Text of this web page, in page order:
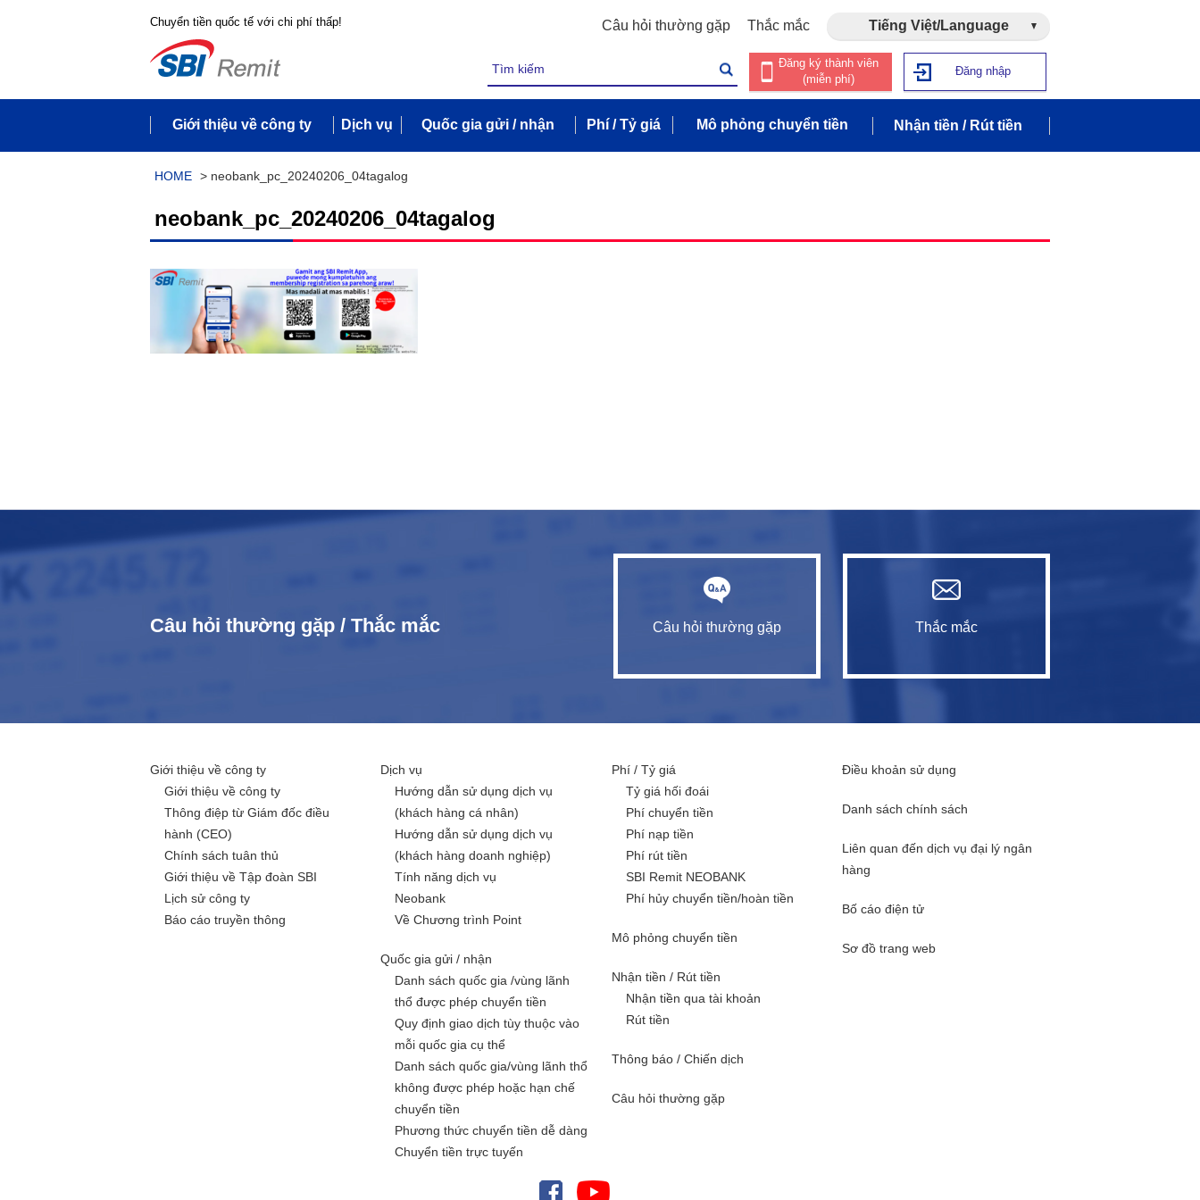
Chuyển tiền quốc tế với chi phí thấp! Câu hỏi thường gặp Thắc mắc Tiếng Việt/Language
Đăng ký thành viên
(miễn phí)
Đăng nhập
Giới thiệu về công ty Dịch vụ Quốc gia gửi / nhận Phí / Tỷ giá Mô phỏng chuyển tiền Nhận tiền / Rút tiền
HOME > neobank_pc_20240206_04tagalog
neobank_pc_20240206_04tagalog
Câu hỏi thường gặp / Thắc mắc Câu hỏi thường gặp Thắc mắc
Giới thiệu về công ty
Giới thiệu về công ty
Thông điệp từ Giám đốc điều
hành (CEO)
Chính sách tuân thủ
Giới thiệu về Tập đoàn SBI
Lịch sử công ty
Báo cáo truyền thông
Dịch vụ
Hướng dẫn sử dụng dịch vụ
(khách hàng cá nhân)
Hướng dẫn sử dụng dịch vụ
(khách hàng doanh nghiệp)
Tính năng dịch vụ
Neobank
Về Chương trình Point
Quốc gia gửi / nhận
Danh sách quốc gia /vùng lãnh
thổ được phép chuyển tiền
Quy định giao dịch tùy thuộc vào
mỗi quốc gia cụ thể
Danh sách quốc gia/vùng lãnh thổ
không được phép hoặc hạn chế
chuyển tiền
Phương thức chuyển tiền dễ dàng
Chuyển tiền trực tuyến
Phí / Tỷ giá
Tỷ giá hối đoái
Phí chuyển tiền
Phí nạp tiền
Phí rút tiền
SBI Remit NEOBANK
Phí hủy chuyển tiền/hoàn tiền
Mô phỏng chuyển tiền
Nhận tiền / Rút tiền
Nhận tiền qua tài khoản
Rút tiền
Thông báo / Chiến dịch
Câu hỏi thường gặp
Điều khoản sử dụng
Danh sách chính sách
Liên quan đến dịch vụ đại lý ngân
hàng
Bố cáo điện tử
Sơ đồ trang web